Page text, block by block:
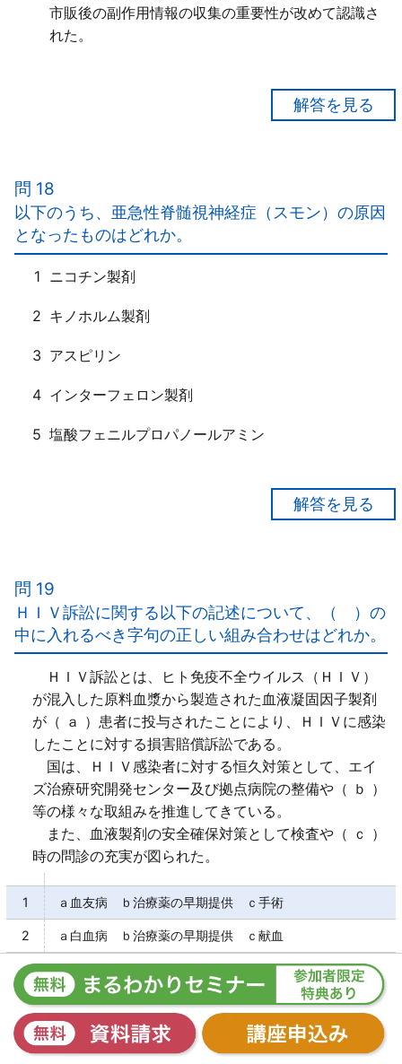
市販後の副作用情報の収集の重要性が改めて認識さ
れた。
れたサリドマイド製剤を妊娠している女性が使用した
ことにより、出生児に四肢欠損、耳の障害等の先天異
常が発生したことに対する損害賠償訴訟である。
問 18
以下のうち、亜急性脊髄視神経症（スモン）の原因
となったものはどれか。
1 ニコチン製剤
2 キノホルム製剤
3 アスピリン
4 インターフェロン製剤
5 塩酸フェニルプロパノールアミン
問 19
ＨＩＶ訴訟に関する以下の記述について、（ ）の
中に入れるべき字句の正しい組み合わせはどれか。
ＨＩＶ訴訟とは、ヒト免疫不全ウイルス（ＨＩＶ）
が混入した原料血漿から製造された血液凝固因子製剤
が（ ａ ）患者に投与されたことにより、ＨＩＶに感染
したことに対する損害賠償訴訟である。
国は、ＨＩＶ感染者に対する恒久対策として、エイ
ズ治療研究開発センター及び拠点病院の整備や（ ｂ ）
等の様々な取組みを推進してきている。
また、血液製剤の安全確保対策として検査や（ ｃ ）
時の問診の充実が図られた。
1 ａ血友病 ｂ治療薬の早期提供 ｃ手術
2 ａ白血病 ｂ治療薬の早期提供 ｃ献血
3 ａ血友病 ｂ生活資金の給付 ｃ手術
4 ａ血友病 ｂ治療薬の早期提供 ｃ献血
5 ａ白血病 ｂ生活資金の給付 ｃ手術